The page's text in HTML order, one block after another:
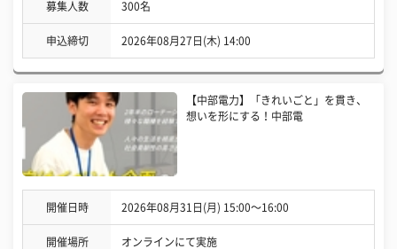
募集人数 300名
申込締切 2026年08月27日(木) 14:00
【中部電力】「きれいごと」を貫き、
想いを形にする！中部電
開催日時 2026年08月31日(月) 15:00〜16:00
開催場所 オンラインにて実施